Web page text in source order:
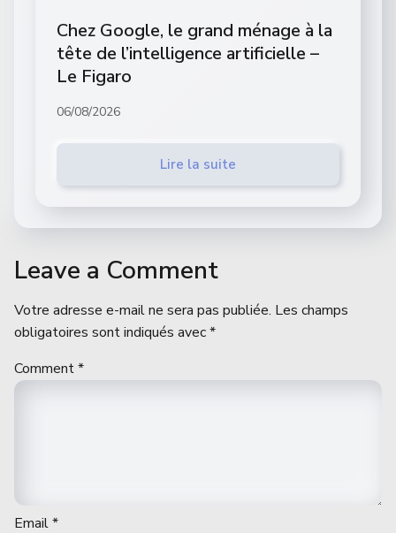
Chez Google, le grand ménage à la
tête de l’intelligence artificielle –
Le Figaro
06/08/2026
Lire la suite
Leave a Comment
Votre adresse e-mail ne sera pas publiée. Les champs
obligatoires sont indiqués avec*
Comment*
Email*